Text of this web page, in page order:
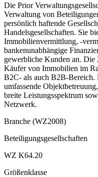
Die Prior
Verwaltung von
persönlich haftende
Handelsgesellschaften. Sie
Immobilienvermittlung, -
bankenunabhängige
gewerbliche Kunden an. Die
Käufer von Immobilien im
B2C- als auch B2B-Bereich.
umfassende
breite Leistungsspektrum
Netzwerk.
Branche (WZ2008)
Beteiligungsgesellschaften
WZ K64.20
Größenklasse